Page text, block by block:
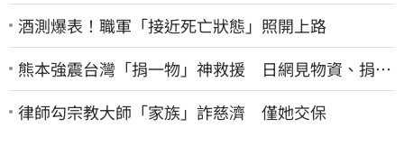
酒測爆表！職軍「接近死亡狀態」照開上路
熊本強震台灣「捐一物」神救援 日網見物資、捐款
喊：給台灣統治算了
律師勾宗教大師「家族」詐慈濟 僅她交保